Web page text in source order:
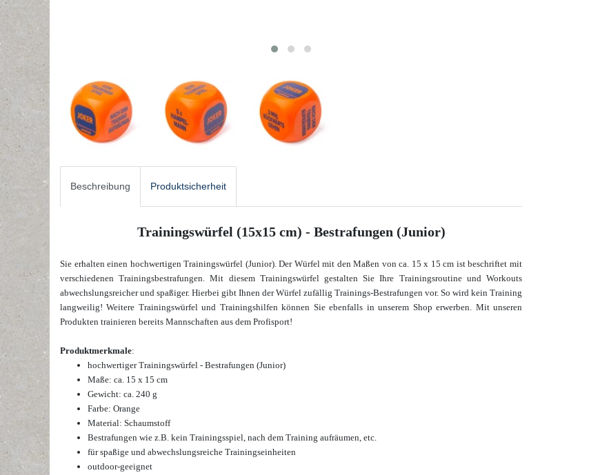
Beschreibung Produktsicherheit
Trainingswürfel (15x15 cm) - Bestrafungen (Junior)
Sie erhalten einen hochwertigen Trainingswürfel (Junior). Der Würfel mit den Maßen von ca. 15 x 15 cm ist beschriftet mit
verschiedenen Trainingsbestrafungen.Mit diesem Trainingswürfel gestalten Sie Ihre Trainingsroutine und Workouts
abwechslungsreicher und spaßiger. Hierbei gibt Ihnen der Würfel zufällig Trainings-Bestrafungen vor. So wird kein Training
langweilig! Weitere Trainingswürfelund Trainingshilfen können Sie ebenfalls in unserem Shop erwerben. Mit unseren
Produkten trainieren bereits Mannschaften aus dem Profisport!
Produktmerkmale:
hochwertigerTrainingswürfel - Bestrafungen (Junior)
Maße: ca. 15 x 15 cm
Gewicht: ca. 240 g
Farbe: Orange
Material: Schaumstoff
Bestrafungen wie z.B. kein Trainingsspiel, nach dem Training aufräumen, etc.
für spaßige und abwechslungsreiche Trainingseinheiten
outdoor-geeignet